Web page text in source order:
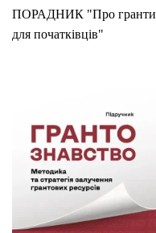
ПОРАДНИК "Про гранти
для початківців"